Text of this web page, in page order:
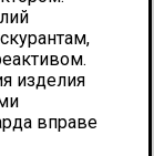
изделия
вправе